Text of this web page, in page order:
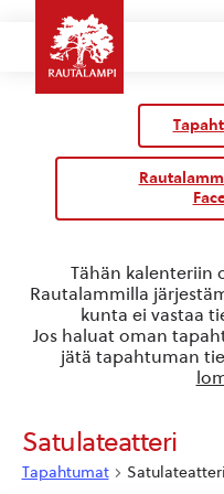
Satulateatteri
Tapahtumat Satulateatteri
Kalenteri
Tapahtumat
Tähän kalenteriin
Rautalammilla
kunta ei vastaa
Jos haluat oman
jätä tapahtuman